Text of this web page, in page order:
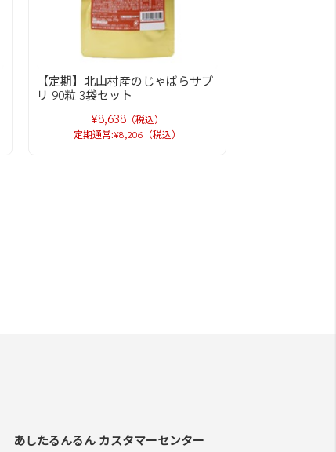
【定期】北山村産のじゃばらサプ
リ 90粒 3袋セット
¥8,638 （税込）
定期通常:¥8,206（税込）
あしたるんるん カスタマーセンター